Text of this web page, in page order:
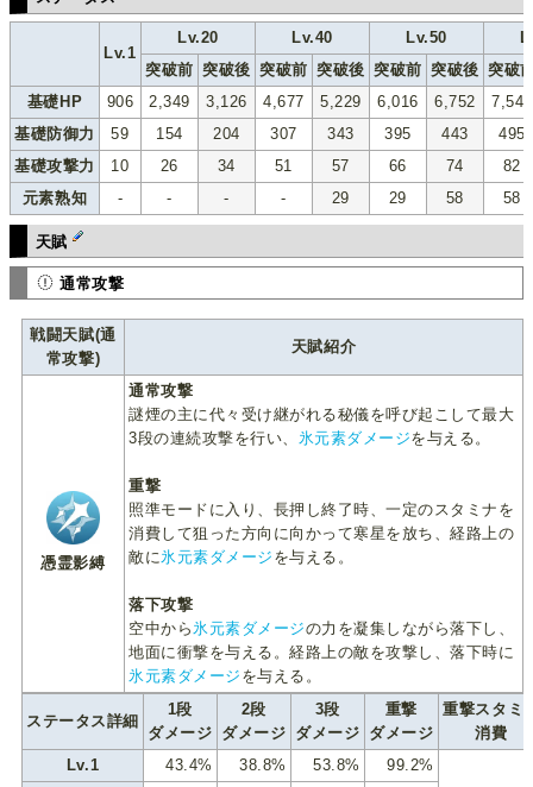
Lv.1
Lv.20 Lv.40 Lv.50
突破前 突破後 突破前 突破後 突破前 突破後 突破
基礎HP
906 2,349 3,126 4,677 5,229 6,016 6,752
7,547
基礎防御力
59 154 204 307 343 395 443
495
基礎攻撃力
10 26 34 51 57 66 74
82
元素熟知
- - - - 29 29 58 58
天賦
通常攻撃
戦闘天賦(通
常攻撃)
天賦紹介
憑霊影縛
通常攻撃
謎煙の主に代々受け継がれる秘儀を呼び起こして最大
3段の連続攻撃を行い、 氷元素ダメージを与える。
重撃
照準モードに入り、長押し終了時、一定のスタミナを
消費して狙った方向に向かって寒星を放ち、経路上の
敵に氷元素ダメージ を与える。
落下攻撃
空中から氷元素ダメージの力を凝集しながら落下し、
地面に衝撃を与える。経路上の敵を攻撃し、落下時に
氷元素ダメージ を与える。
ステータス詳細
1段
ダメージ
2段
ダメージ
3段
ダメージ
重撃
ダメージ
重撃スタミ
消費
Lv.1
43.4% 38.8% 53.8% 99.2%